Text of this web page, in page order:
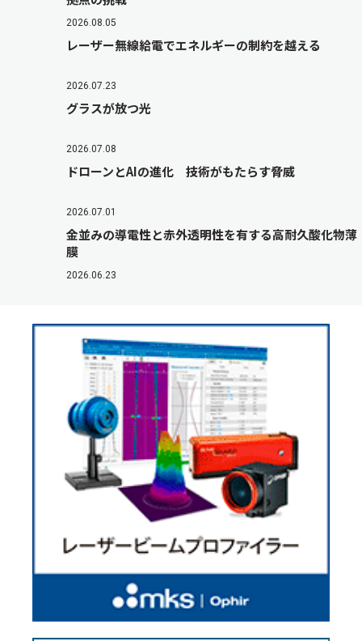
2026.08.05
レーザー無線給電でエネルギーの制約を越える
2026.07.23
グラスが放つ光
2026.07.08
ドローンとAIの進化 技術がもたらす脅威
2026.07.01
金並みの導電性と赤外透明性を有する高耐久酸化物薄
膜
2026.06.23